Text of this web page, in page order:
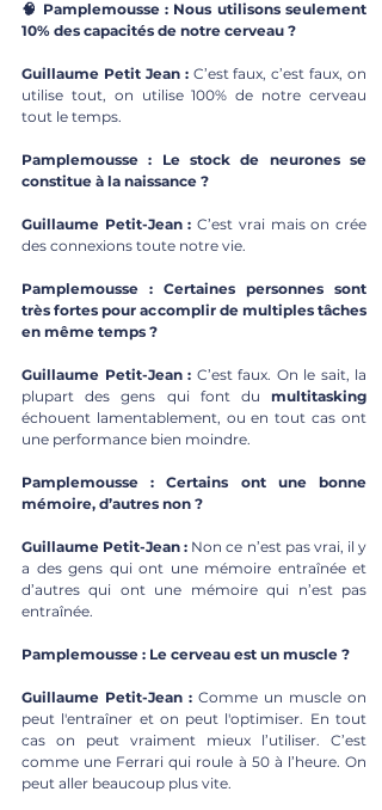
🧠 Pamplemousse : Nous utilisons seulement
10% des capacités de notre cerveau ?
Guillaume Petit Jean : C’est faux, c’est faux, on
utilise tout, on utilise 100% de notre cerveau
tout le temps.
Pamplemousse : Le stock de neurones se
constitue à la naissance ?
Guillaume Petit-Jean : C’est vrai mais on crée
des connexions toute notre vie.
Pamplemousse : Certaines personnes sont
très fortes pour accomplir de multiples tâches
en même temps ?
Guillaume Petit-Jean : C’est faux. On le sait, la
plupart des gens qui font du
échouent lamentablement, ou en tout cas ont
une performance bien moindre.
Pamplemousse : Certains ont une bonne
mémoire, d’autres non ?
Guillaume Petit-Jean : Non ce n’est pas vrai, il y
a des gens qui ont une mémoire entraînée et
d’autres qui ont une mémoire qui n’est pas
entraînée.
Pamplemousse : Le cerveau est un muscle ?
Guillaume Petit-Jean : Comme un muscle on
peut l'entraîner et on peut l'optimiser. En tout
cas on peut vraiment mieux l’utiliser. C’est
comme une Ferrari qui roule à 50 à l’heure. On
peut aller beaucoup plus vite.